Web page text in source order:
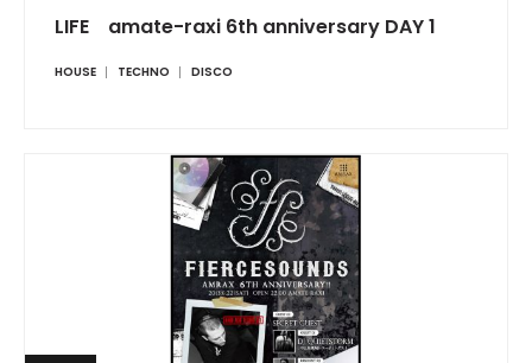
LIFE amate-raxi 6th anniversary DAY 1
HOUSE TECHNO DISCO